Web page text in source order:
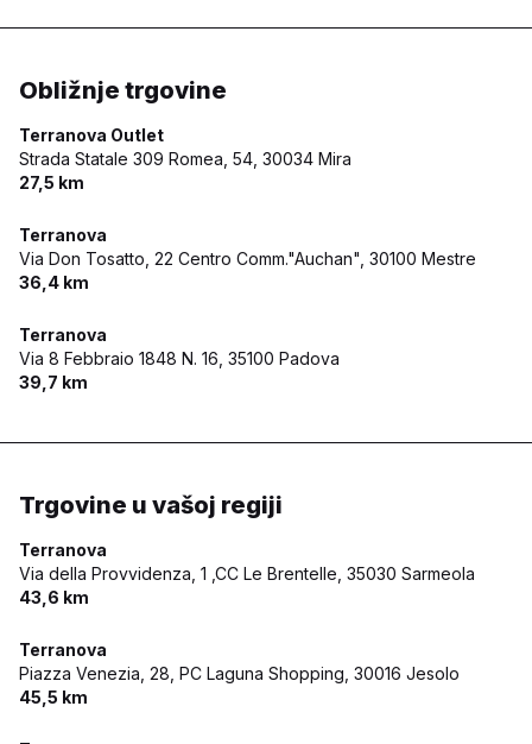
Obližnje trgovine
Terranova Outlet
Strada Statale 309 Romea, 54, 30034 Mira
27,5 km
Terranova
Via Don Tosatto, 22 Centro Comm."Auchan", 30100 Mestre
36,4 km
Terranova
Via 8 Febbraio 1848 N. 16, 35100 Padova
39,7 km
Trgovine u vašoj regiji
Terranova
Via della Provvidenza, 1 ,CC Le Brentelle, 35030 Sarmeola
43,6 km
Terranova
Piazza Venezia, 28, PC Laguna Shopping, 30016 Jesolo
45,5 km